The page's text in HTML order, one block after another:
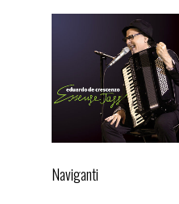
Naviganti